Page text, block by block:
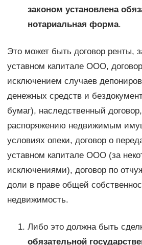
законом установлена
нотариальная форма.
Это может быть договор ренты,
уставном капитале ООО,
исключением случаев
денежных средств и
бумаг), наследственный
распоряжению недвижимым
условиях опеки, договор о
уставном капитале ООО (за
исключениями), договор по
доли в праве общей
недвижимость.
Либо это должна быть
обязательной